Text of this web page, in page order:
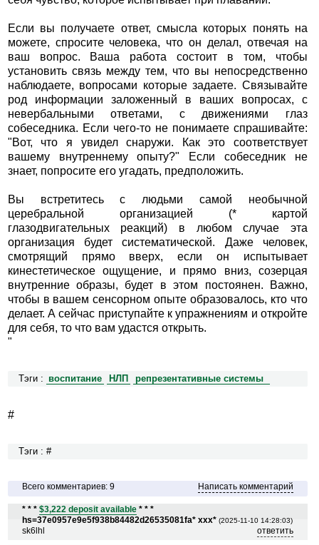
Если вы получаете ответ, смысла которых понять на
можете, спросите человека, что он делал, отвечая на
ваш вопрос. Ваша работа состоит в том, чтобы
установить связь между тем, что вы непосредственно
наблюдаете, вопросами которые задаете. Связывайте
род информации заложенный в ваших вопросах, с
невербальными ответами, с движениями глаз
собеседника. Если чего-то не понимаете спрашивайте:
"Вот, что я увидел снаружи. Как это соответствует
вашему внутреннему опыту?" Если собеседник не
знает, попросите его угадать, предположить.
Вы встретитесь с людьми самой необычной
церебральной организацией (* картой
глазодвигательных реакций) в любом случае эта
организация будет систематической. Даже человек,
смотрящий прямо вверх, если он испытывает
кинестетическое ощущение, и прямо вниз, созерцая
внутренние образы, будет в этом постоянен. Важно,
чтобы в вашем сенсорном опыте образовалось, кто что
делает. А сейчас приступайте к упражнениям и откройте
для себя, то что вам удастся открыть.
"
Тэги : воспитание НЛП репрезентативные системы
#
Тэги : #
Всего комментариев: 9 Написать комментарий
* * * $3,222 deposit available* * *
hs=37e0957e9e5f938b84482d26535081fa* ххх* (2025-11-10 14:28:03)
ответить
sk6lhl